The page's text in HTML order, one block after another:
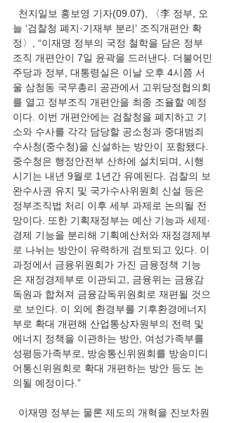
늘 ‘검찰청 폐지·기재부 분리’ 조직개편안 확
정〉, “이재명 정부의 국정 철학을 담은 정부
조직 개편안이 7일 윤곽을 드러낸다. 더불어민
주당과 정부, 대통령실은 이날 오후 4시쯤 서
울 삼청동 국무총리 공관에서 고위당정협의회
를 열고 정부조직 개편안을 최종 조율할 예정
이다. 이번 개편안에는 검찰청을 폐지하고 기
소와 수사를 각각 담당할 공소청과 중대범죄
수사청(중수청)을 신설하는 방안이 포함됐다.
중수청은 행정안전부 산하에 설치되며, 시행
시기는 내년 9월로 1년간 유예된다. 검찰의 보
완수사권 유지 및 국가수사위원회 신설 등은
정부조직법 처리 이후 세부 과제로 논의될 전
망이다. 또한 기획재정부는 예산 기능과 세제·
경제 기능을 분리해 기획예산처와 재정경제부
로 나뉘는 방안이 유력하게 검토되고 있다. 이
과정에서 금융위원회가 가진 금융정책 기능
은 재정경제부로 이관되고, 금융위는 금융감
독원과 합쳐져 금융감독위원회로 재편될 것으
로 보인다. 이 외에 환경부를 기후환경에너지
부로 확대 개편해 산업통상자원부의 전력 및
에너지 정책을 이관하는 방안, 여성가족부를
성평등가족부로, 방송통신위원회를 방송미디
어통신위원회로 확대 개편하는 방안 등도 논
의될 예정이다.”